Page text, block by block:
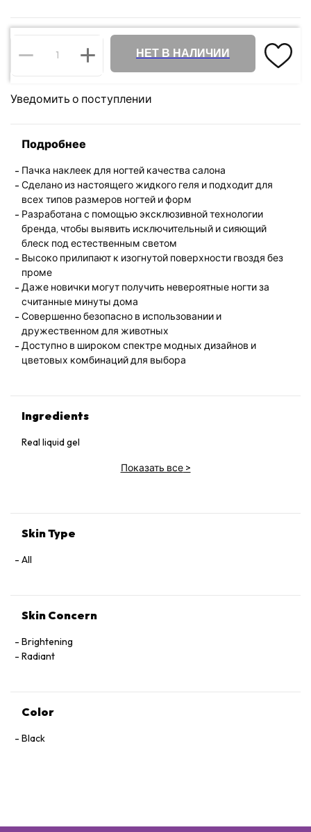
НЕТ В НАЛИЧИИ
Уведомить о поступлении
Подробнее
Пачка наклеек для ногтей качества салона
Сделано из настоящего жидкого геля и подходит для
всех типов размеров ногтей и форм
Разработана с помощью эксклюзивной технологии
бренда, чтобы выявить исключительный и сияющий
блеск под естественным светом
Высоко прилипают к изогнутой поверхности гвоздя без
проме
Даже новички могут получить невероятные ногти за
считанные минуты дома
Совершенно безопасно в использовании и
дружественном для животных
Доступно в широком спектре модных дизайнов и
цветовых комбинаций для выбора
Ingredients
Real liquid gel
Показать все>
Skin Type
All
Skin Concern
Brightening
Radiant
Color
Black